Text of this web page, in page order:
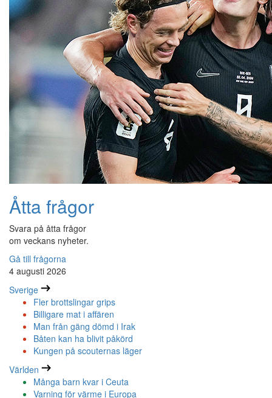
Åtta frågor
Svara på åtta frågor
om veckans nyheter.
Gå till frågorna
4 augusti 2026
Sverige
Fler brottslingar grips
Billigare mat i affären
Man från gäng dömd i Irak
Båten kan ha blivit påkörd
Kungen på scouternas läger
Världen
Många barn kvar i Ceuta
Varning för värme i Europa